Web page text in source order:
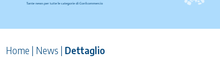
Home | News | Dettaglio